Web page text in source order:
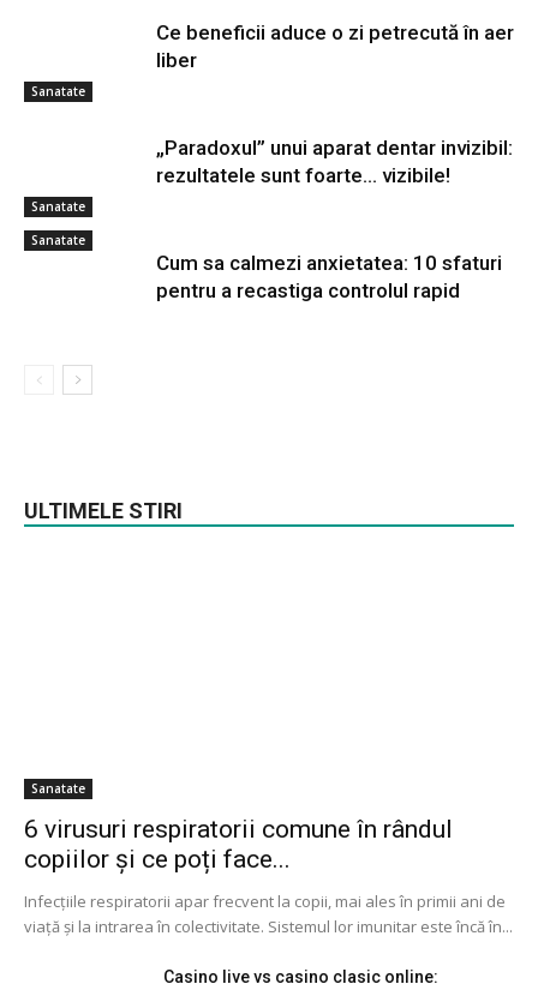
Sanatate
Ce beneficii aduce o zi petrecută în aer
liber
Sanatate
„Paradoxul” unui aparat dentar invizibil:
rezultatele sunt foarte… vizibile!
Sanatate
Cum sa calmezi anxietatea: 10 sfaturi
pentru a recastiga controlul rapid
ULTIMELE STIRI
Sanatate
6 virusuri respiratorii comune în rândul
copiilor și ce poți face...
Infecțiile respiratorii apar frecvent la copii, mai ales în primii ani de
viață și la intrarea în colectivitate. Sistemul lor imunitar este încă în...
Casino live vs casino clasic online: